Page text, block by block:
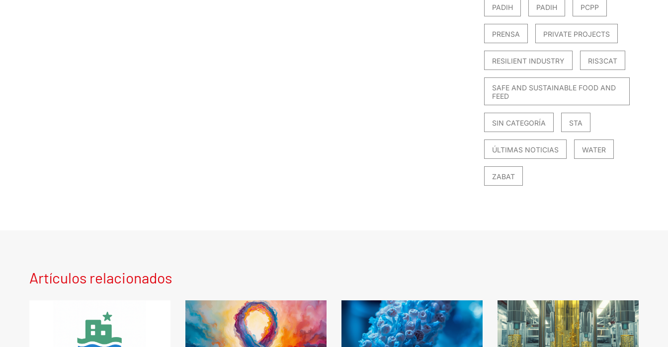
PADIH PADIH PCPP
PRENSA PRIVATE PROJECTS
RESILIENT INDUSTRY RIS3CAT
SAFE AND SUSTAINABLE FOOD AND
FEED
SIN CATEGORÍA STA
ÚLTIMAS NOTICIAS WATER
ZABAT
Artículos relacionados